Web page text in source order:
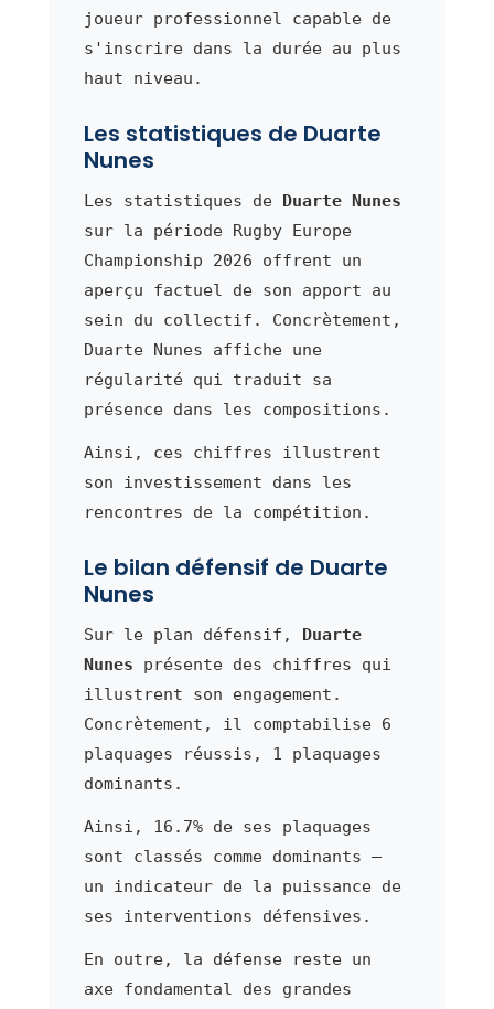
joueur professionnel capable de
s'inscrire dans la durée au plus
haut niveau.
Les statistiques de Duarte
Nunes
Les statistiques de Duarte Nunes
sur la période Rugby Europe
Championship 2026 offrent un
aperçu factuel de son apport au
sein du collectif. Concrètement,
Duarte Nunes affiche une
régularité qui traduit sa
présence dans les compositions.
Ainsi, ces chiffres illustrent
son investissement dans les
rencontres de la compétition.
Le bilan défensif de Duarte
Nunes
Sur le plan défensif, Duarte
Nunes présente des chiffres qui
illustrent son engagement.
Concrètement, il comptabilise 6
plaquages réussis, 1 plaquages
dominants.
Ainsi, 16.7% de ses plaquages
sont classés comme dominants —
un indicateur de la puissance de
ses interventions défensives.
En outre, la défense reste un
axe fondamental des grandes